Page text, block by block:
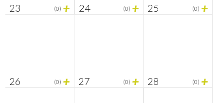
23 (0) + 24 (0) + 25 (0) +
26 (0) + 27 (0) + 28 (0) +